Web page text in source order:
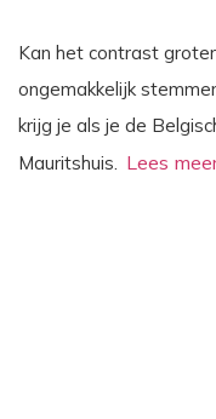
Kan het contrast
ongemakkelijk
krijg je als je de
Mauritshuis.